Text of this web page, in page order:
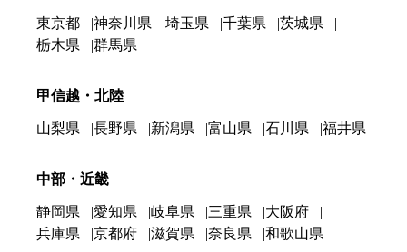
東京都 神奈川県 埼玉県 千葉県
茨城県
栃木県
群馬県
甲信越・北陸
山梨県 長野県 新潟県 富山県 石川県 福井県
中部・近畿
静岡県 愛知県 岐阜県 三重県
大阪府
兵庫県
京都府 滋賀県 奈良県 和歌山県